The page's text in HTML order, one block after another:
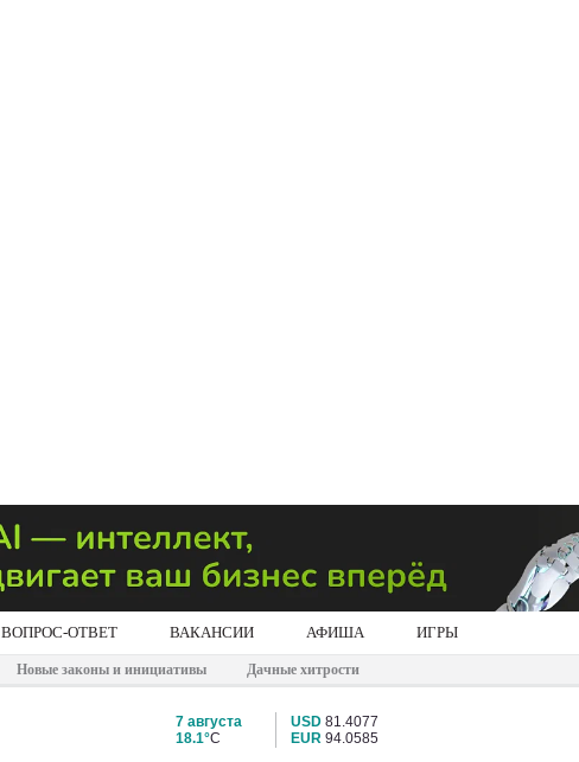
ВОПРОС-ОТВЕТ ВАКАНСИИ АФИША ИГРЫ
Новые законы и инициативы Дачные хитрости
7 августа
18.1°C
USD 81.4077
EUR 94.0585